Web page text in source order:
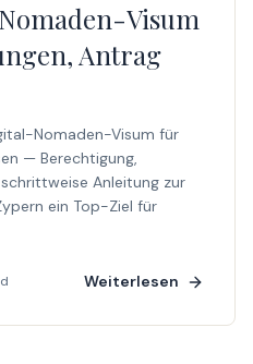
Visum
Antrag
Nomaden-Visum für
— Berechtigung,
Anleitung zur
ein Top-Ziel für
Weiterlesen